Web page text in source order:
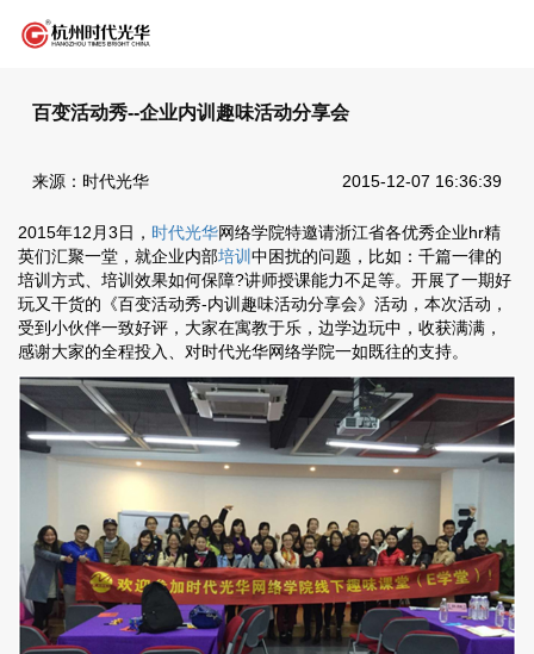
百变活动秀--企业内训趣味活动分享会
来源：时代光华 2015-12-07 16:36:39
2015年12月3日， 时代光华网络学院特邀请浙江省各优秀企业hr精
英们汇聚一堂，就企业内部培训 中困扰的问题，比如：千篇一律的
培训方式、培训效果如何保障?讲师授课能力不足等。开展了一期好
玩又干货的《百变活动秀-内训趣味活动分享会》活动，本次活动，
受到小伙伴一致好评，大家在寓教于乐，边学边玩中，收获满满，
感谢大家的全程投入、对时代光华网络学院一如既往的支持。